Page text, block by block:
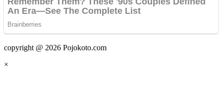
copyright @ 2026 Pojokoto.com
×